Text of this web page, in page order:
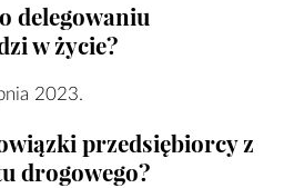
delegowaniu
w życie?
2023.
przedsiębiorcy z
drogowego?